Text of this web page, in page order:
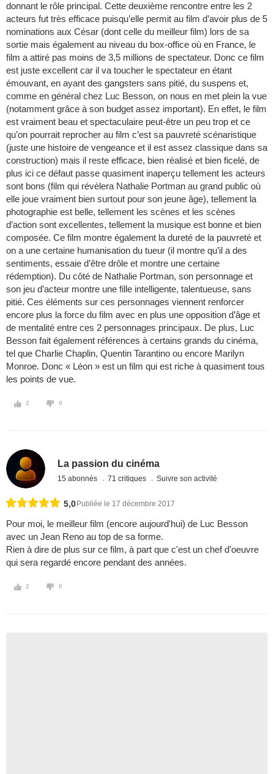
donnant le rôle principal. Cette deuxième rencontre entre les 2
acteurs fut très efficace puisqu’elle permit au film d’avoir plus de 5
nominations aux César (dont celle du meilleur film) lors de sa
sortie mais également au niveau du box-office où en France, le
film a attiré pas moins de 3,5 millions de spectateur. Donc ce film
est juste excellent car il va toucher le spectateur en étant
émouvant, en ayant des gangsters sans pitié, du suspens et,
comme en général chez Luc Besson, on nous en met plein la vue
(notamment grâce à son budget assez important). En effet, le film
est vraiment beau et spectaculaire peut-être un peu trop et ce
qu’on pourrait reprocher au film c’est sa pauvreté scénaristique
(juste une histoire de vengeance et il est assez classique dans sa
construction) mais il reste efficace, bien réalisé et bien ficelé, de
plus ici ce défaut passe quasiment inaperçu tellement les acteurs
sont bons (film qui révèlera Nathalie Portman au grand public où
elle joue vraiment bien surtout pour son jeune âge), tellement la
photographie est belle, tellement les scènes et les scènes
d’action sont excellentes, tellement la musique est bonne et bien
composée. Ce film montre également la dureté de la pauvreté et
on a une certaine humanisation du tueur (il montre qu’il a des
sentiments, essaie d’être drôle et montre une certaine
rédemption). Du côté de Nathalie Portman, son personnage et
son jeu d’acteur montre une fille intelligente, talentueuse, sans
pitié. Ces éléments sur ces personnages viennent renforcer
encore plus la force du film avec en plus une opposition d’âge et
de mentalité entre ces 2 personnages principaux. De plus, Luc
Besson fait également références à certains grands du cinéma,
tel que Charlie Chaplin, Quentin Tarantino ou encore Marilyn
Monroe. Donc « Léon » est un film qui est riche à quasiment tous
les points de vue.
2 0
La passion du cinéma
15 abonnés 71 critiques Suivre son activité
5,0 Publiée le 17 décembre 2017
Pour moi, le meilleur film (encore aujourd'hui) de Luc Besson
avec un Jean Reno au top de sa forme.
Rien à dire de plus sur ce film, à part que c'est un chef d'oeuvre
qui sera regardé encore pendant des années.
2 0